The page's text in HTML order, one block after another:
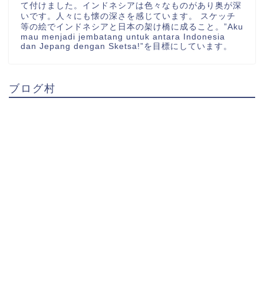
て付けました。インドネシアは色々なものがあり奥が深
いです。人々にも懐の深さを感じています。 スケッチ
等の絵でインドネシアと日本の架け橋に成ること。”Aku
mau menjadi jembatang untuk antara Indonesia
dan Jepang dengan Sketsa!”を目標にしています。
ブログ村